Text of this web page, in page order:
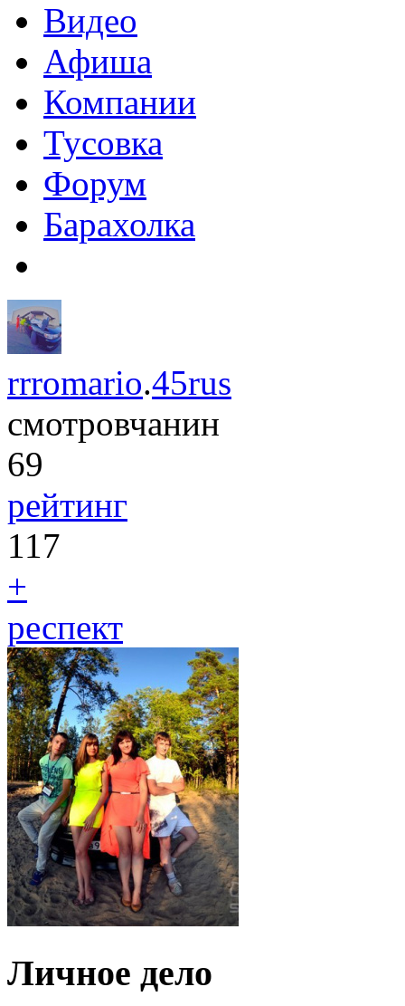
Видео
Афиша
Компании
Тусовка
Форум
Барахолка
rrromario.45rus
смотровчанин
69
рейтинг
117
+
респект
Личное дело